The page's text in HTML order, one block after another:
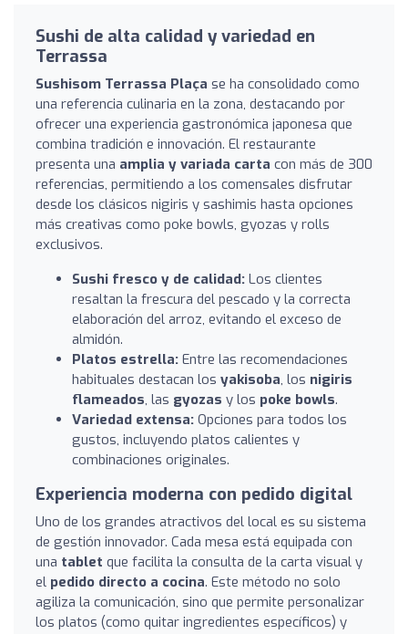
Sushi de alta calidad y variedad en
Terrassa
Sushisom Terrassa Plaça se ha consolidado como
una referencia culinaria en la zona, destacando por
ofrecer una experiencia gastronómica japonesa que
combina tradición e innovación. El restaurante
presenta una amplia y variada carta con más de 300
referencias, permitiendo a los comensales disfrutar
desde los clásicos nigiris y sashimis hasta opciones
más creativas como poke bowls, gyozas y rolls
exclusivos.
Sushi fresco y de calidad: Los clientes
resaltan la frescura del pescado y la correcta
elaboración del arroz, evitando el exceso de
almidón.
Platos estrella: Entre las recomendaciones
habituales destacan los yakisoba, los nigiris
flameados, las gyozas y los poke bowls.
Variedad extensa: Opciones para todos los
gustos, incluyendo platos calientes y
combinaciones originales.
Experiencia moderna con pedido digital
Uno de los grandes atractivos del local es su sistema
de gestión innovador. Cada mesa está equipada con
una tablet que facilita la consulta de la carta visual y
el pedido directo a cocina. Este método no solo
agiliza la comunicación, sino que permite personalizar
los platos (como quitar ingredientes específicos) y